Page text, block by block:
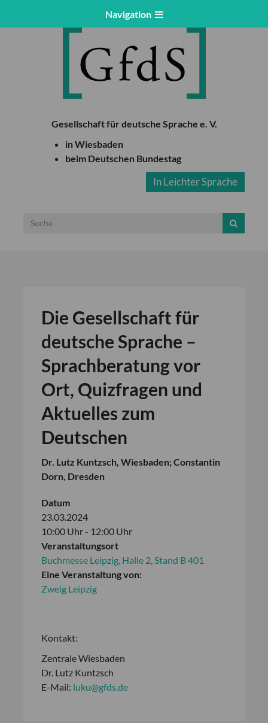
Navigation
Gesellschaft für deutsche Sprache e. V.
in Wiesbaden
beim Deutschen Bundestag
In Leichter Sprache
Die Gesellschaft für
deutsche Sprache –
Sprachberatung vor
Ort, Quizfragen und
Aktuelles zum
Deutschen
Dr. Lutz Kuntzsch, Wiesbaden; Constantin
Dorn, Dresden
Datum
23.03.2024
10:00 Uhr - 12:00 Uhr
Veranstaltungsort
Buchmesse Leipzig, Halle 2, Stand B 401
Eine Veranstaltung von:
Zweig Leipzig
Kontakt:
Zentrale Wiesbaden
Dr. Lutz Kuntzsch
E-Mail: luku@gfds.de